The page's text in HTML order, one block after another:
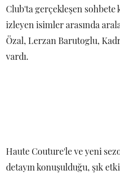
Club'ta gerçekleşen
izleyen isimler arasında
Özal, Lerzan Barutoglu,
vardı.
Haute Couture'le ve yeni
detayın konuşulduğu, şık